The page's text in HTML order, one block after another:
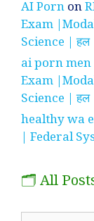
AI Porn on
Exam |Modal
Science |
ai porn men
Exam |Modal
Science |
healthy wa
| Federal
🗂️ All